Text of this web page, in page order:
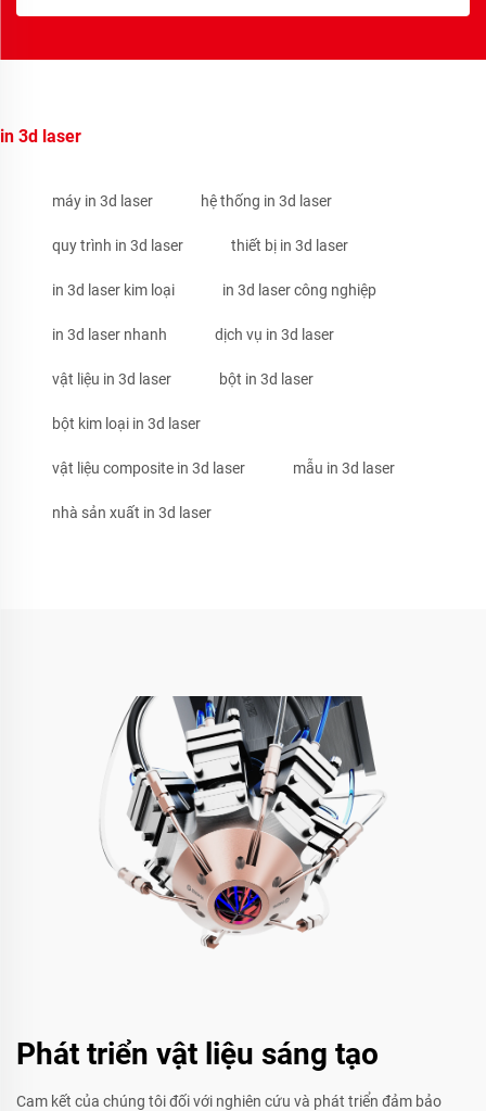
in 3d laser
máy in 3d laser hệ thống in 3d laser
quy trình in 3d laser thiết bị in 3d laser
in 3d laser kim loại in 3d laser công nghiệp
in 3d laser nhanh dịch vụ in 3d laser
vật liệu in 3d laser bột in 3d laser
bột kim loại in 3d laser
vật liệu composite in 3d laser mẫu in 3d laser
nhà sản xuất in 3d laser
Phát triển vật liệu sáng tạo
Cam kết của chúng tôi đối với nghiên cứu và phát triển đảm bảo